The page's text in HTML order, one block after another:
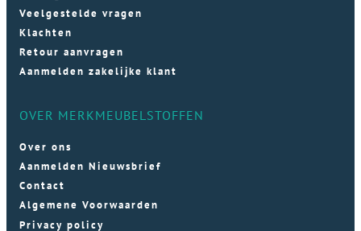
Veelgestelde vragen
Klachten
Retour aanvragen
Aanmelden zakelijke klant
OVER MERKMEUBELSTOFFEN
Over ons
Aanmelden Nieuwsbrief
Contact
Algemene Voorwaarden
Privacy policy